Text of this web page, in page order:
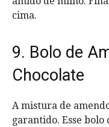
cima.
9. Bolo de
Chocolate
A mistura de
garantido. Esse